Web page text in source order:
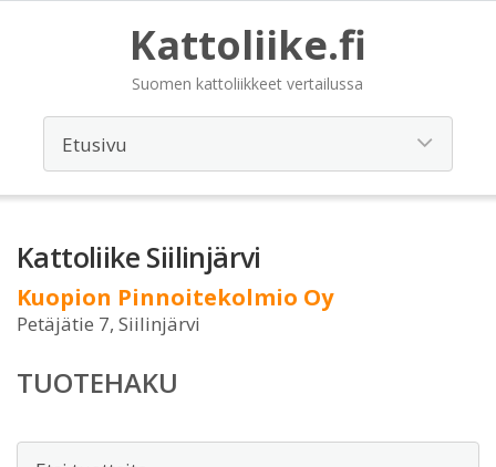
Kattoliike.fi
Suomen kattoliikkeet vertailussa
Kattoliike Siilinjärvi
Kuopion Pinnoitekolmio Oy
Petäjätie 7, Siilinjärvi
TUOTEHAKU